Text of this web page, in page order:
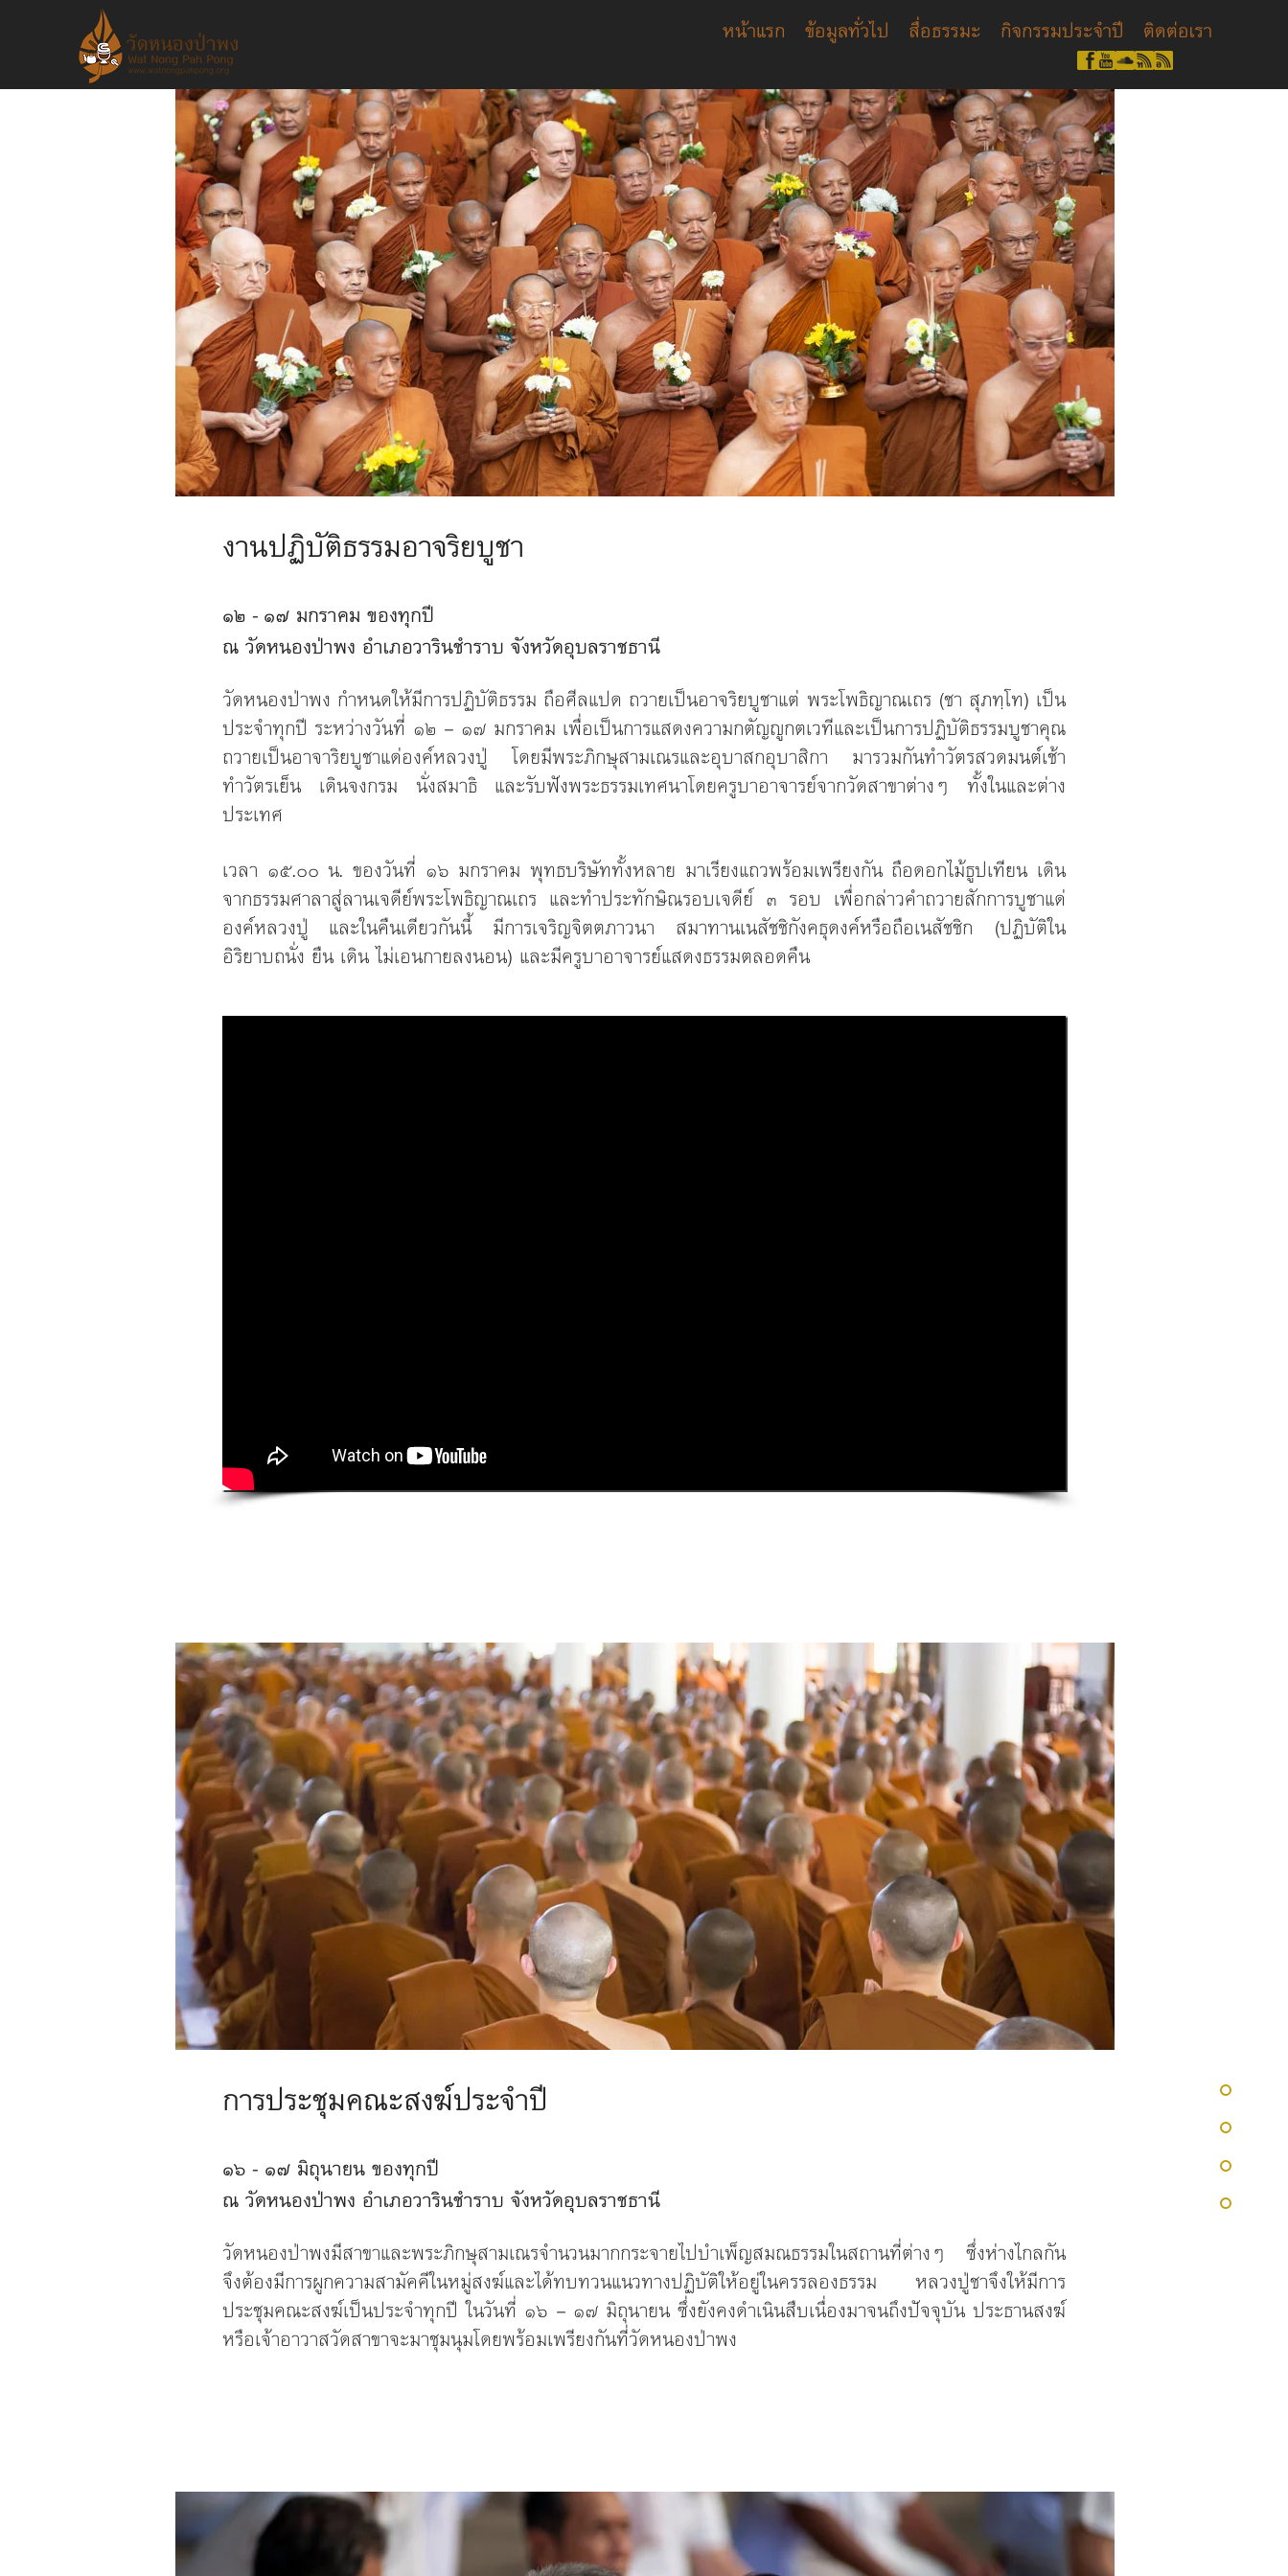
หน้าแรก ข้อมูลทั่วไป สื่อธรรมะ กิจกรรมประจำปี ติดต่อเรา
งานปฏิบัติธรรมอาจริยบูชา
๑๒ - ๑๗ มกราคม ของทุกปี
ณ วัดหนองป่าพง อำเภอวารินชำราบ จังหวัดอุบลราชธานี
วัดหนองป่าพง กำหนดให้มีการปฏิบัติธรรม ถือศีลแปด ถวายเป็นอาจริยบูชาแต่ พระโพธิญาณเถร (ชา สุภทฺโท) เป็น
ประจำทุกปี ระหว่างวันที่ ๑๒ – ๑๗ มกราคม เพื่อเป็นการแสดงความกตัญญูกตเวทีและเป็นการปฏิบัติธรรมบูชาคุณ
ถวายเป็นอาจาริยบูชาแด่องค์หลวงปู่ โดยมีพระภิกษุสามเณรและอุบาสกอุบาสิกา มารวมกันทำวัตรสวดมนต์เช้า
ทำวัตรเย็น เดินจงกรม นั่งสมาธิ และรับฟังพระธรรมเทศนาโดยครูบาอาจารย์จากวัดสาขาต่างๆ ทั้งในและต่าง
ประเทศ
เวลา ๑๕.๐๐ น. ของวันที่ ๑๖ มกราคม พุทธบริษัททั้งหลาย มาเรียงแถวพร้อมเพรียงกัน ถือดอกไม้ธูปเทียน เดิน
จากธรรมศาลาสู่ลานเจดีย์พระโพธิญาณเถร และทำประทักษิณรอบเจดีย์ ๓ รอบ เพื่อกล่าวคำถวายสักการบูชาแด่
องค์หลวงปู่ และในคืนเดียวกันนี้ มีการเจริญจิตตภาวนา สมาทานเนสัชชิกังคธุดงค์หรือถือเนสัชชิก (ปฏิบัติใน
อิริยาบถนั่ง ยืน เดิน ไม่เอนกายลงนอน) และมีครูบาอาจารย์แสดงธรรมตลอดคืน
การประชุมคณะสงฆ์ประจำปี
๑๖ - ๑๗ มิถุนายน ของทุกปี
ณ วัดหนองป่าพง อำเภอวารินชำราบ จังหวัดอุบลราชธานี
วัดหนองป่าพงมีสาขาและพระภิกษุสามเณรจำนวนมากกระจายไปบําเพ็ญสมณธรรมในสถานที่ต่างๆ ซึ่งห่างไกลกัน
จึงต้องมีการผูกความสามัคคีในหมู่สงฆ์และได้ทบทวนแนวทางปฏิบัติให้อยู่ในครรลองธรรม หลวงปู่ชาจึงให้มีการ
ประชุมคณะสงฆ์เป็นประจำทุกปี ในวันที่ ๑๖ – ๑๗ มิถุนายน ซึ่งยังคงดําเนินสืบเนื่องมาจนถึงปัจจุบัน ประธานสงฆ์
หรือเจ้าอาวาสวัดสาขาจะมาชุมนุมโดยพร้อมเพรียงกันที่วัดหนองป่าพง